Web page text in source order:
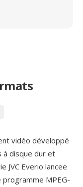
vidéo développé
à disque dur et
JVC Everio lancee
MPEG-